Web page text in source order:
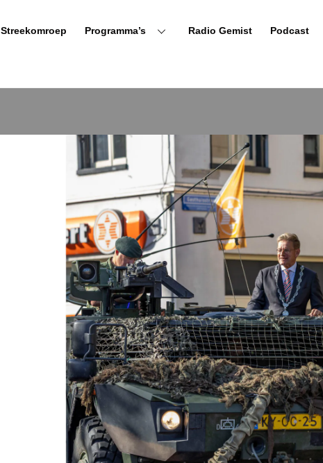
Streekomroep Programma’s Radio Gemist Podcast